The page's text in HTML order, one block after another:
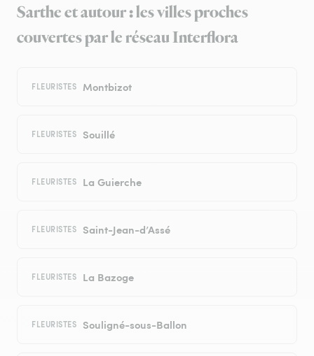
Sarthe et autour : les villes proches
couvertes par le réseau Interflora
FLEURISTES Montbizot
FLEURISTES Souillé
FLEURISTES La Guierche
FLEURISTES Saint-Jean-d’Assé
FLEURISTES La Bazoge
FLEURISTES Souligné-sous-Ballon